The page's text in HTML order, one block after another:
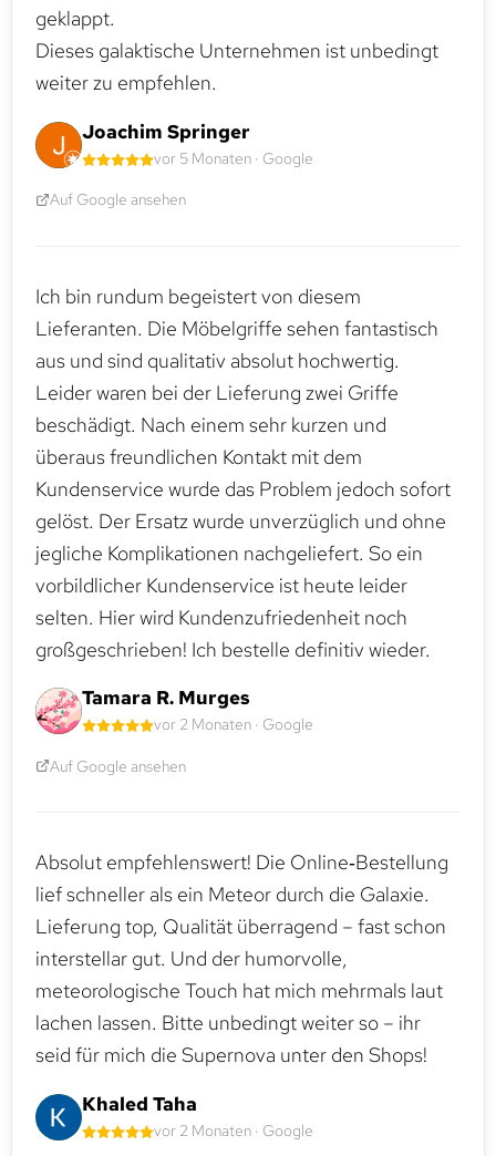
geklappt.
Dieses galaktische Unternehmen ist unbedingt
weiter zu empfehlen.
Joachim Springer
vor 5 Monaten · Google
Auf Google ansehen
Ich bin rundum begeistert von diesem
Lieferanten. Die Möbelgriffe sehen fantastisch
aus und sind qualitativ absolut hochwertig.
Leider waren bei der Lieferung zwei Griffe
beschädigt. Nach einem sehr kurzen und
überaus freundlichen Kontakt mit dem
Kundenservice wurde das Problem jedoch sofort
gelöst. Der Ersatz wurde unverzüglich und ohne
jegliche Komplikationen nachgeliefert. So ein
vorbildlicher Kundenservice ist heute leider
selten. Hier wird Kundenzufriedenheit noch
großgeschrieben! Ich bestelle definitiv wieder.
Tamara R. Murges
vor 2 Monaten · Google
Auf Google ansehen
Absolut empfehlenswert! Die Online‑Bestellung
lief schneller als ein Meteor durch die Galaxie.
Lieferung top, Qualität überragend – fast schon
interstellar gut. Und der humorvolle,
meteorologische Touch hat mich mehrmals laut
lachen lassen. Bitte unbedingt weiter so – ihr
seid für mich die Supernova unter den Shops!
Khaled Taha
vor 2 Monaten · Google